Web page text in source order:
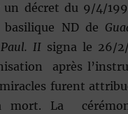
un décret du 9/4/
ND de
Paul. IIsigna le 26/
après
furent
mort. La